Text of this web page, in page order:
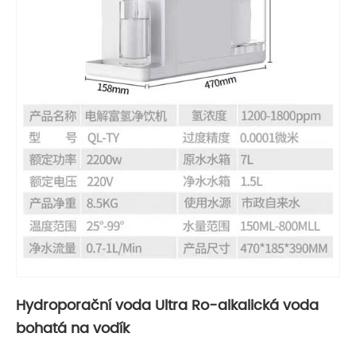
Hydroporační voda Ultra Ro-alkalická voda
bohatá na vodík